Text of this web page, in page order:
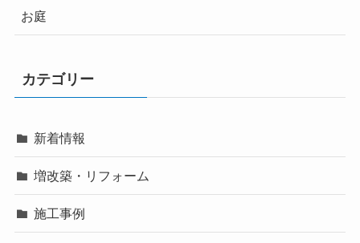
お庭
カテゴリー
新着情報
増改築・リフォーム
施工事例